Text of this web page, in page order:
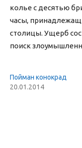
колье с десятью
часы,
столицы. Ущерб
поиск
Пойман конокрад
20.01.2014